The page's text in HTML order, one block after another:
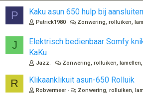
P Kaku asun 650 hulp bij aansluiten
Patrick1980 Zonwering, rolluiken,
J
Elektrisch bedienbaar Somfy
KaKu
Jazz. Zonwering, rolluiken,
R Klikaanklikuit asun-650 Rolluik
Robvermeer Zonwering, rolluiken,